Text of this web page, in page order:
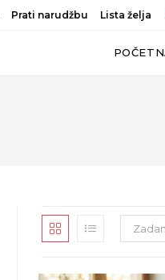
Prati narudžbu Lista želja